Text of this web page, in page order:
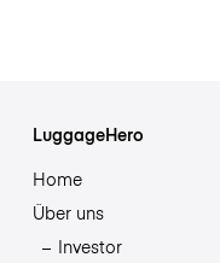
LuggageHero
Home
Über uns
Investor